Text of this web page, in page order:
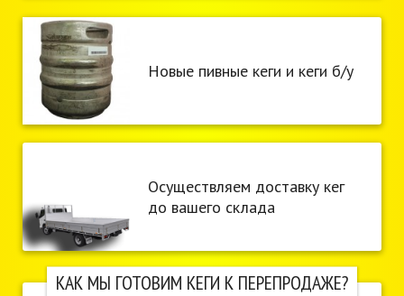
Новые пивные кеги и кеги б/у
Осуществляем доставку кег
до вашего склада
КАК МЫ ГОТОВИМ КЕГИ К ПЕРЕПРОДАЖЕ?